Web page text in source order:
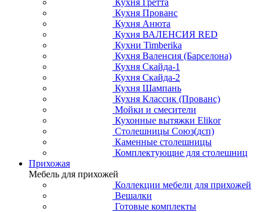
Кухня Прованс
Кухня Анюта
Кухня ВАЛЕНСИЯ RED
Кухни Timberika
Кухня Валенсия (Барселона)
Кухня Скайда-1
Кухня Скайда-2
Кухня Шампань
Кухня Классик (Прованс)
Мойки и смесители
Кухонные вытяжки Elikor
Столешницы Союз(дсп)
Каменные столешницы
Комплектующие для столешниц
Прихожая
Мебель для прихожей
Коллекции мебели для прихожей
Вешалки
Готовые комплекты